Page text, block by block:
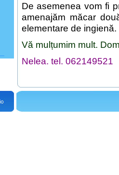
De asemenea vom fi
amenajăm măcar
elementare de ingienă.
Vă mulțumim mult.
Nelea. tel. 062149521